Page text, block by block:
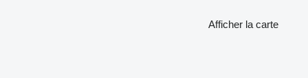
Afficher la carte